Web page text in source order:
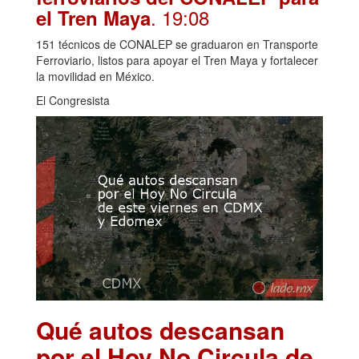
el Tren Maya. 19:08
151 técnicos de CONALEP se graduaron en Transporte
Ferroviario, listos para apoyar el Tren Maya y fortalecer
la movilidad en México.
El Congresista
Qué autos descansan